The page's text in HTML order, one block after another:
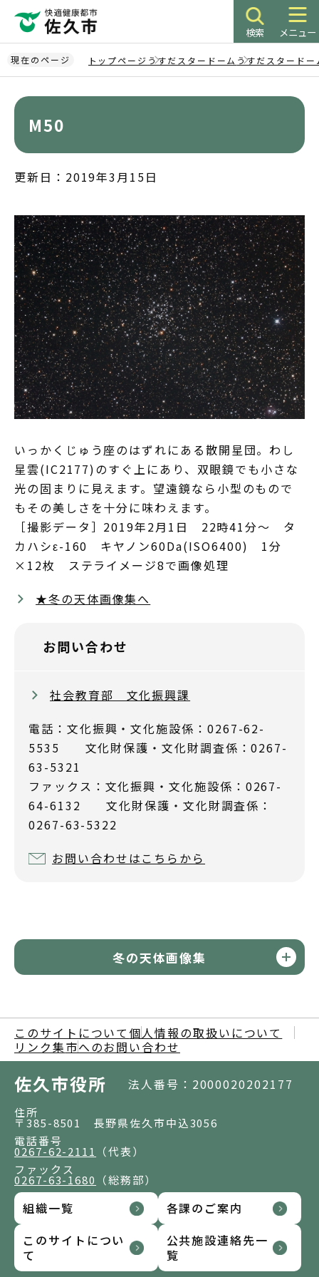
ペ
ー
ジ
検索 メニュー
現在のページ トップページ うすだスタードーム うすだスタード
M50
更新日：2019年3月15日
いっかくじゅう座のはずれにある散開星団。わし
星雲(IC2177)のすぐ上にあり、双眼鏡でも小さな
光の固まりに見えます。望遠鏡なら小型のもので
もその美しさを十分に味わえます。
［撮影データ］2019年2月1日 22時41分～ タ
カハシε-160 キヤノン60Da(ISO6400) 1分
×12枚 ステライメージ8で画像処理
★冬の天体画像集へ
お問い合わせ
社会教育部 文化振興課
電話：文化振興・文化施設係：0267-62-
5535 文化財保護・文化財調査係：0267-
63-5321
ファックス：文化振興・文化施設係：0267-
64-6132 文化財保護・文化財調査係：
0267-63-5322
お問い合わせはこちらから
冬の天体画像集
このサイトについて 個人情報の取扱いについて
リンク集市へのお問い合わせ
佐久市役所 法人番号：2000020202177
住所
〒385-8501 長野県佐久市中込3056
電話番号
0267-62-2111
（代表）
ファックス
0267-63-1680 （総務部）
組織一覧
各課のご案内
このサイトについ
て
公共施設連絡先一
覧